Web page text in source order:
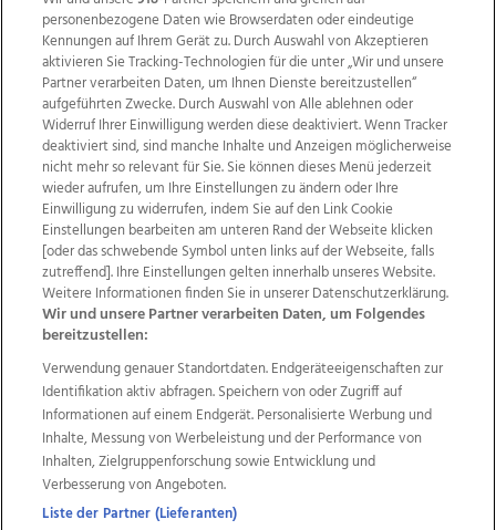
Wir über uns Mediadaten Kontakt
Jobs
Datenschutz
Impressum
AGB Anzeigekunden
AGB Website
Ehrenkodex Politische Werbung
Weitere Angebote des Medienhauses Wimmer
TV1 di-mog-i.at OÖNow
Ischler Woche
Life Radio
OÖNachrichten
OÖN Immobilien
OÖN Karriere
OÖN Reise
Promenaden Galerien
Regionaljobs
wasistlos.at
personenbezogene Daten wie Browserdaten oder eindeutige
Kennungen auf Ihrem Gerät zu. Durch Auswahl von Akzeptieren
aktivieren Sie Tracking-Technologien für die unter „Wir und unsere
Partner verarbeiten Daten, um Ihnen Dienste bereitzustellen“
aufgeführten Zwecke. Durch Auswahl von Alle ablehnen oder
Widerruf Ihrer Einwilligung werden diese deaktiviert. Wenn Tracker
deaktiviert sind, sind manche Inhalte und Anzeigen möglicherweise
nicht mehr so relevant für Sie. Sie können dieses Menü jederzeit
wieder aufrufen, um Ihre Einstellungen zu ändern oder Ihre
Einwilligung zu widerrufen, indem Sie auf den Link Cookie
Einstellungen bearbeiten am unteren Rand der Webseite klicken
[oder das schwebende Symbol unten links auf der Webseite, falls
zutreffend]. Ihre Einstellungen gelten innerhalb unseres Website.
Weitere Informationen finden Sie in unserer Datenschutzerklärung.
Wir und unsere Partner verarbeiten Daten, um Folgendes
bereitzustellen:
Verwendung genauer Standortdaten. Endgeräteeigenschaften zur
Identifikation aktiv abfragen. Speichern von oder Zugriff auf
Informationen auf einem Endgerät. Personalisierte Werbung und
Inhalte, Messung von Werbeleistung und der Performance von
Inhalten, Zielgruppenforschung sowie Entwicklung und
Verbesserung von Angeboten.
Liste der Partner (Lieferanten)